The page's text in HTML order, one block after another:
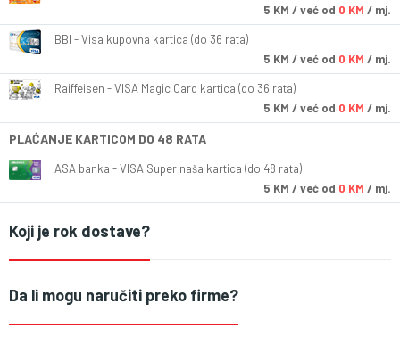
5 KM / već od 0 KM / mj.
BBI - Visa kupovna kartica (do 36 rata)
5 KM / već od 0 KM / mj.
Raiffeisen - VISA Magic Card kartica (do 36 rata)
5 KM / već od 0 KM / mj.
PLAĆANJE KARTICOM DO 48 RATA
ASA banka - VISA Super naša kartica (do 48 rata)
5 KM / već od 0 KM / mj.
Koji je rok dostave?
Da li mogu naručiti preko firme?